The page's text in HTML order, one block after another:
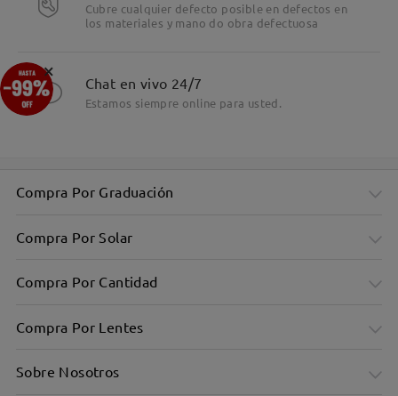
Cubre cualquier defecto posible en defectos en
los materiales y mano do obra defectuosa
Chat en vivo 24/7
Estamos siempre online para usted.
Compra Por Graduación
Compra Por Solar
Compra Por Cantidad
Compra Por Lentes
Sobre Nosotros
×